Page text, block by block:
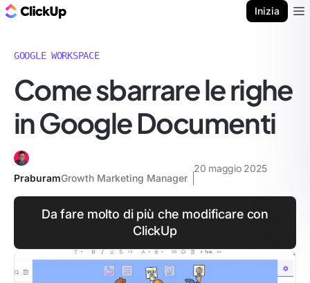
Inizia
GOOGLE WORKSPACE
Come sbarrare le righe
in Google Documenti
PraburamGrowth Marketing Manager
20 maggio 2025
Da fare molto di più che modificare con
ClickUp